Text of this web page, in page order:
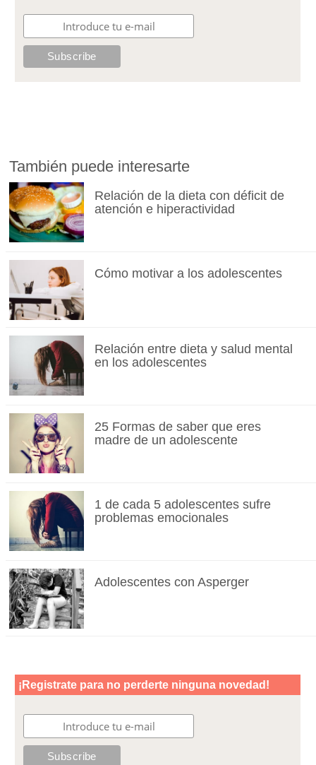
También puede interesarte
Relación de la dieta con déficit de
atención e hiperactividad
Cómo motivar a los adolescentes
Relación entre dieta y salud mental
en los adolescentes
25 Formas de saber que eres
madre de un adolescente
1 de cada 5 adolescentes sufre
problemas emocionales
Adolescentes con Asperger